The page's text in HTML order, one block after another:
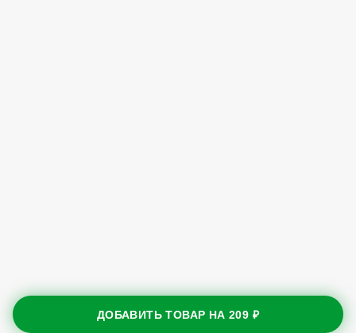
ДОБАВИТЬ ТОВАР НА209 ₽